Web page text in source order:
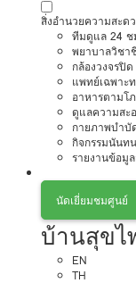
สิ่งอำนวยความสะด
ทีมดูแล 24 ช
พยาบาลวิชา
กล้องวงจรปิด
แพทย์เฉพาะ
อาหารตามโ
ดูแลความสะ
กายภาพบำบั
กิจกรรมนันท
รายงานข้อมู
นัดเยี่ยมชมศูนย์
บ้านสุข
นนทบุรี
EN
TH